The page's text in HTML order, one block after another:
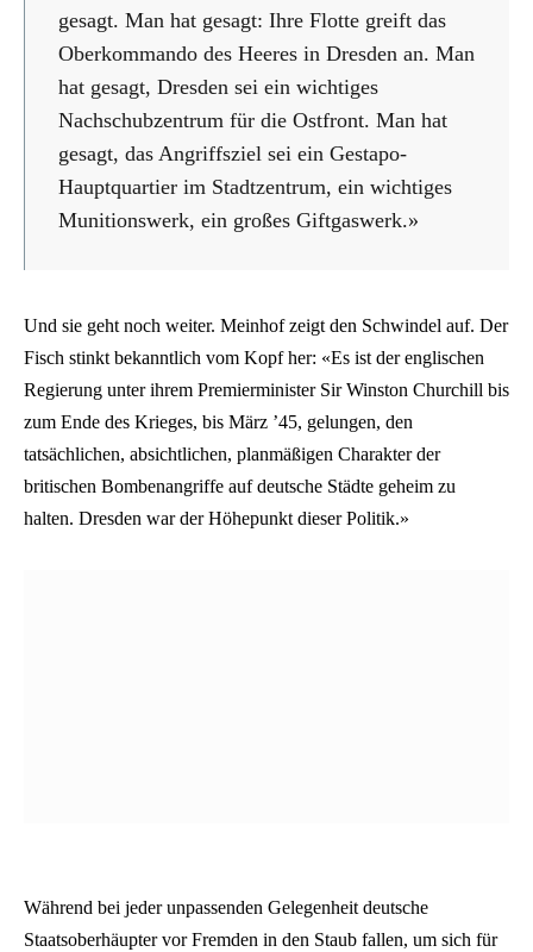
gesagt. Man hat gesagt: Ihre Flotte greift das
Oberkommando des Heeres in Dresden an. Man
hat gesagt, Dresden sei ein wichtiges
Nachschubzentrum für die Ostfront. Man hat
gesagt, das Angriffsziel sei ein Gestapo-
Hauptquartier im Stadtzentrum, ein wichtiges
Munitionswerk, ein großes Giftgaswerk.»
Und sie geht noch weiter. Meinhof zeigt den Schwindel auf. Der
Fisch stinkt bekanntlich vom Kopf her: «Es ist der englischen
Regierung unter ihrem Premierminister Sir Winston Churchill bis
zum Ende des Krieges, bis März ’45, gelungen, den
tatsächlichen, absichtlichen, planmäßigen Charakter der
britischen Bombenangriffe auf deutsche Städte geheim zu
halten. Dresden war der Höhepunkt dieser Politik.»
Während bei jeder unpassenden Gelegenheit deutsche
Staatsoberhäupter vor Fremden in den Staub fallen, um sich für